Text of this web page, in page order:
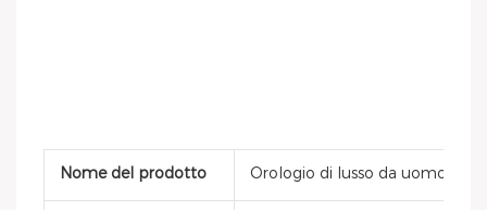
Nome del prodotto Orologio di lusso da uomo